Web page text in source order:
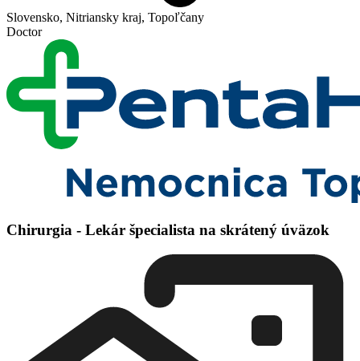
Slovensko, Nitriansky kraj, Topoľčany
Doctor
Chirurgia - Lekár špecialista na skrátený úväzok